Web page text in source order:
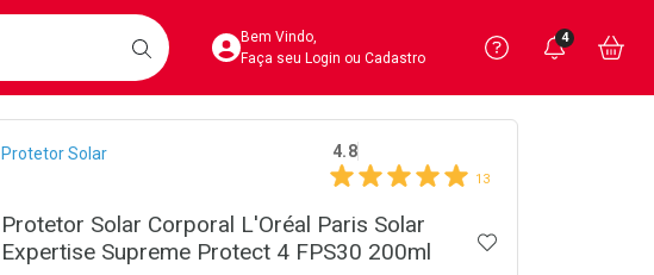
BUSCARAcesse sua Conta
Bem Vindo,
Faça seu Login ou Cadastro
Precisa
Ver Recursos
Você
4
Breadcrumb
Protetor Solar 4.8
13
Protetor Solar Corporal L'Oréal Paris Solar
Expertise Supreme Protect 4 FPS30 200ml
ADICIONAR AOS